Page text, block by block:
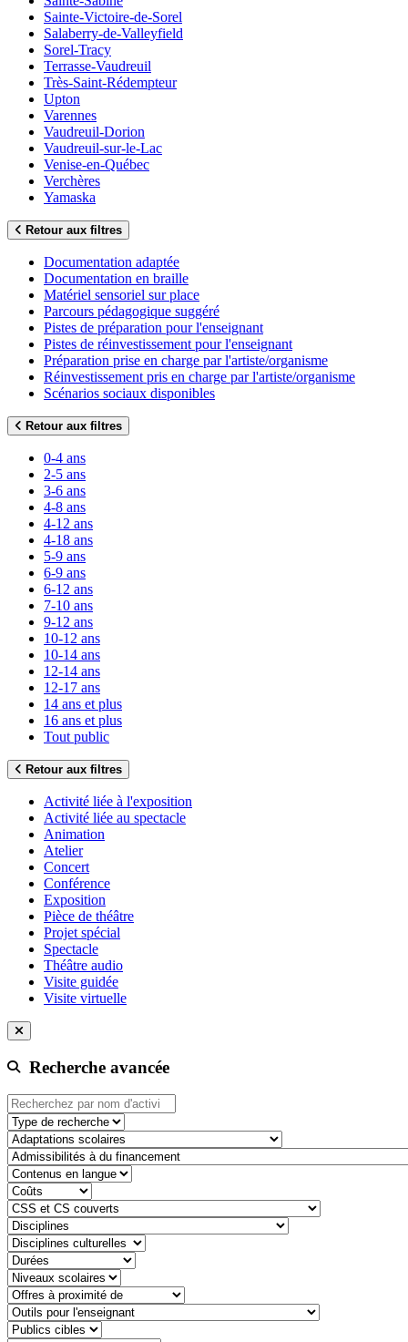
Sainte-Victoire-de-Sorel
Salaberry-de-Valleyfield
Sorel-Tracy
Terrasse-Vaudreuil
Très-Saint-Rédempteur
Upton
Varennes
Vaudreuil-Dorion
Vaudreuil-sur-le-Lac
Venise-en-Québec
Verchères
Yamaska
Retour aux filtres
Documentation adaptée
Documentation en braille
Matériel sensoriel sur place
Parcours pédagogique suggéré
Pistes de préparation pour l'enseignant
Pistes de réinvestissement pour l'enseignant
Préparation prise en charge par l'artiste/organisme
Réinvestissement pris en charge par l'artiste/organisme
Scénarios sociaux disponibles
Retour aux filtres
0-4 ans
2-5 ans
3-6 ans
4-8 ans
4-12 ans
4-18 ans
5-9 ans
6-9 ans
6-12 ans
7-10 ans
9-12 ans
10-12 ans
10-14 ans
12-14 ans
12-17 ans
14 ans et plus
16 ans et plus
Tout public
Retour aux filtres
Activité liée à l'exposition
Activité liée au spectacle
Animation
Atelier
Concert
Conférence
Exposition
Pièce de théâtre
Projet spécial
Spectacle
Théâtre audio
Visite guidée
Visite virtuelle
Recherche avancée
Type de recherche
adaptation-scolaire
admissibilite-a-du-financement
contenu-en-langue
cout
css-et-cs-couvert
discipline
discipline-culturelle
duree
niveaux-scolaires
offre-a-proximite-de
outil-pour-lenseignant
public-cible